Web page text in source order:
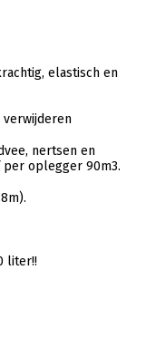
elastisch en
nertsen en
oplegger 90m3.
liter!!